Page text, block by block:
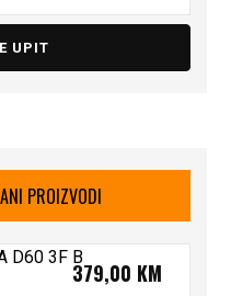
UPIT
PROIZVODI
379,00 KM